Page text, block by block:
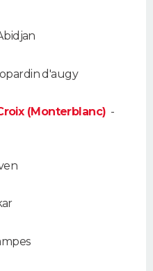
d'augy
(Monterblanc) -